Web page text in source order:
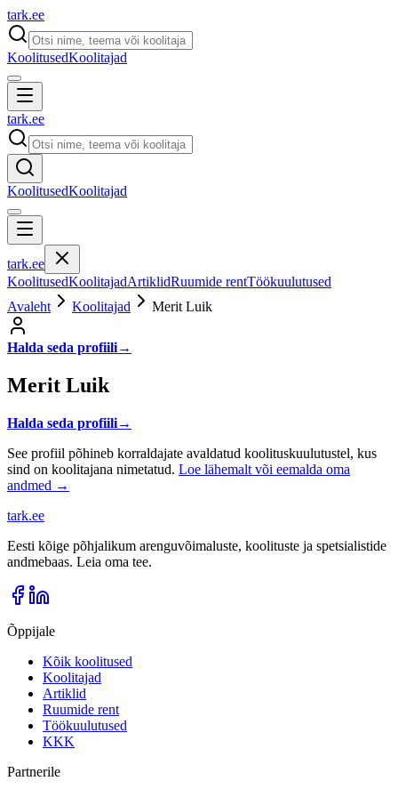
tark.ee
KoolitusedKoolitajad
tark.ee
KoolitusedKoolitajad
tark.ee
KoolitusedKoolitajadArtiklidRuumide rentTöökuulutused
Avaleht
Koolitajad Merit Luik
Halda seda profiili→
Merit Luik
Halda seda profiili→
See profiil põhineb korraldajate avaldatud koolituskuulutustel, kus
sind on koolitajana nimetatud. Loe lähemalt või eemalda oma
andmed →
tark.ee
Eesti kõige põhjalikum arenguvõimaluste, koolituste ja spetsialistide
andmebaas. Leia oma tee.
Õppijale
Kõik koolitused
Koolitajad
Artiklid
Ruumide rent
Töökuulutused
KKK
Partnerile